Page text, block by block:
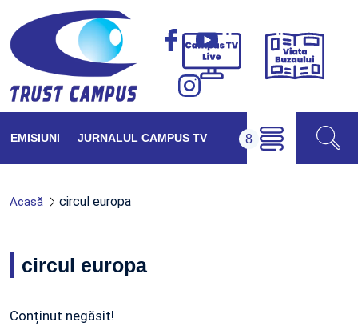
Campus
Viața
EMISIUNI JURNALUL CAMPUS TV
Acasă circul europa
circul europa
Conținut negăsit!